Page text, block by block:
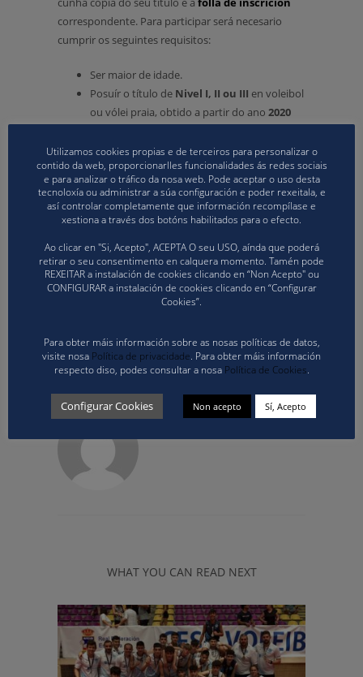
correspondente. Para participar será necesario
cumprir os seguintes requisitos:
Ser maior de idade.
Posuír o título de Nivel I, II ou III en voleibol
ou vólei praia, obtido a partir do ano 2020
Ter dispoñibilidade para asistir ás
concentracións das seleccións galegase
aoCESA 2026nas datas programadas,
lembrando que a ausencia reiterada ou
inxustificada poderá supoñer aretirada
inmediata da beca .
Oprazo límitepara o envío das solicitudes remata
ovenres 31 de outubro ás 14:00 horas
WHAT YOU CAN READ NEXT
Utilizamos cookies propias e de terceiros para personalizar o
contido da web, proporcionarlles funcionalidades ás redes sociais
e para analizar o tráfico da nosa web. Pode aceptar o uso desta
tecnoloxía ou administrar a súa configuración e poder rexeitala, e
así controlar completamente que información recompílase e
xestiona a través dos botóns habilitados para o efecto.
Ao clicar en "Si, Acepto", ACEPTA O seu USO, aínda que poderá
retirar o seu consentimento en calquera momento. Tamén pode
REXEITAR a instalación de cookies clicando en “Non Acepto" ou
CONFIGURAR a instalación de cookies clicando en “Configurar
Cookies”.
Para obter máis información sobre as nosas políticas de datos,
visite nosa Política de privacidade. Para obter máis información
respecto diso, podes consultar a nosa Política de Cookies.
Configurar Cookies Non acepto Sí, Acepto